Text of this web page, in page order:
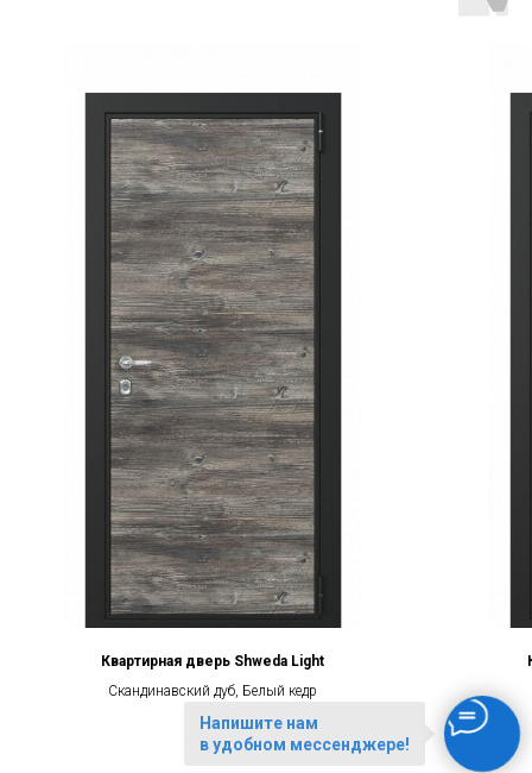
Напишите нам
в удобном мессенджере!
Квартирная дверь Shweda Light
Скандинавский дуб, Белый кедр